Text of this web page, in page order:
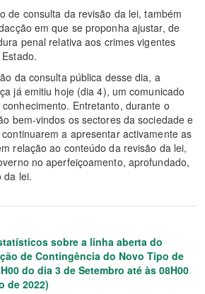
de consulta da revisão da lei, também
em que se proponha ajustar, de
penal relativa aos crimes vigentes
da consulta pública desse dia, a
já emitiu hoje (dia 4), um comunicado
Entretanto, durante o
bem-vindos os sectores da sociedade e
a apresentar activamente as
relação ao conteúdo da revisão da lei,
no aperfeiçoamento, aprofundado,
da lei.
sobre a linha aberta do
de Contingência do Novo Tipo de
do dia 3 de Setembro até às 08H00
de 2022)